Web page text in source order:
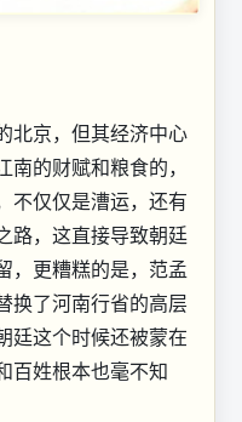
北京，但其经济中心
的财赋和粮食的，
不仅仅是漕运，还有
路，这直接导致朝廷
，更糟糕的是，范孟
换了河南行省的高层
廷这个时候还被蒙在
百姓根本也毫不知